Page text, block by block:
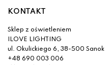
KONTAKT
Sklep z oświetleniem
ILOVE LIGHTING
ul. Okulickiego 6, 38-500 Sanok
+48 690 003 006